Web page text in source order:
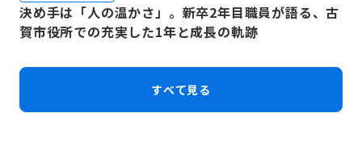
決め手は「人の温かさ」。新卒2年目職員が語る、古
賀市役所での充実した1年と成長の軌跡
すべて見る